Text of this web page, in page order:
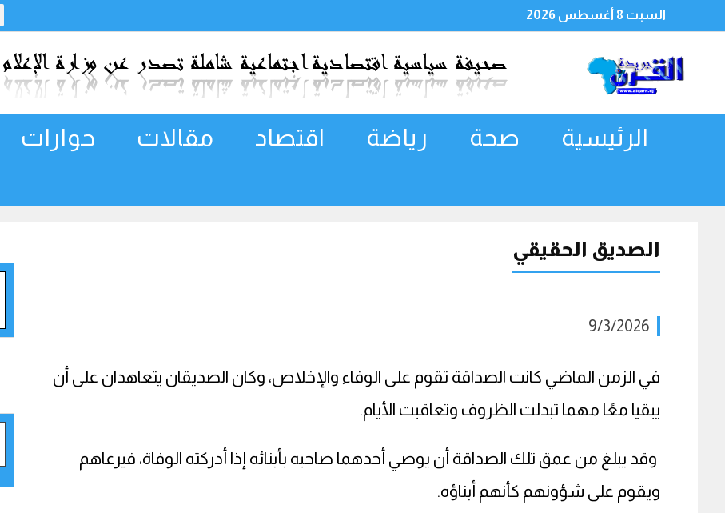
السبت 8 أغسطس 2026
الرئيسية صحة رياضة اقتصاد مقالات حوارات
الصديق الحقيقي
9/3/2026
في الزمن الماضي كانت الصداقة تقوم على الوفاء والإخلاص، وكان الصديقان يتعاهدان على أن
يبقيا معًا مهما تبدلت الظروف وتعاقبت الأيام.
وقد يبلغ من عمق تلك الصداقة أن يوصي أحدهما صاحبه بأبنائه إذا أدركته الوفاة، فيرعاهم
ويقوم على شؤونهم كأنهم أبناؤه.